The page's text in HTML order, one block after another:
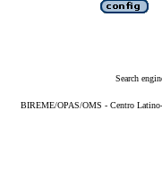
Search
BIREME/OPAS/OMS - Centro Latino-